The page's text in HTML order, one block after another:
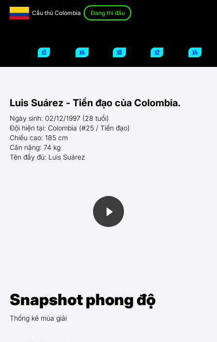
Cầu thủ Colombia Đang thi đấu
x1 x4 x8 x2 x4
Luis Suárez - Tiền đạo của Colombia.
Ngày sinh: 02/12/1997 (28 tuổi)
Đội hiện tại: Colombia (#25 / Tiền đạo)
Chiều cao: 185 cm
Cân nặng: 74 kg
Tên đầy đủ: Luis Suárez
Snapshot phong độ
Thống kê mùa giải